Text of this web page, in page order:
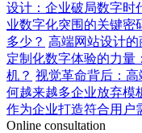
设计：企业破局数字时
业数字化突围的关键密
多少？ 高端网站设计
定制化数字体验的力量
机？ 视觉革命背后：
何越来越多企业放弃模
作为企业打造符合用户
Online consultation